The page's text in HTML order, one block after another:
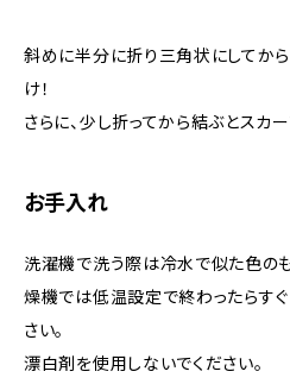
斜めに半分に折り三角状にしてか
け！
さらに、少し折ってから結ぶとスカ
お手入れ
洗濯機で洗う際は冷水で似た色の
燥機では低温設定で終わったらす
さい。
漂白剤を使用しないでください。